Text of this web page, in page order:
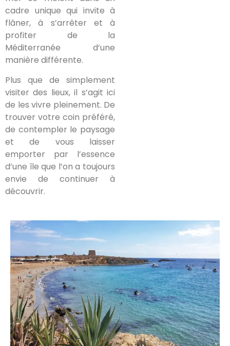
cadre unique qui invite à
flâner, à s’arrêter et à
profiter de la
Méditerranée d’une
manière différente.
Plus que de simplement
visiter des lieux, il s’agit ici
de les vivre pleinement. De
trouver votre coin préféré,
de contempler le paysage
et de vous laisser
emporter par l’essence
d’une île que l’on a toujours
envie de continuer à
découvrir.